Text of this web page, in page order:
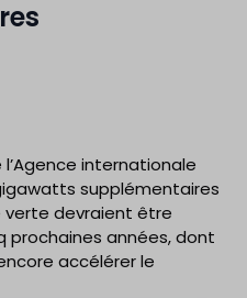
l’Agence internationale
supplémentaires
verte devraient être
prochaines années, dont
accélérer le